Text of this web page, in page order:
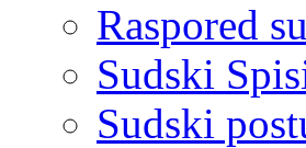
Raspored
Sudski
Sudski